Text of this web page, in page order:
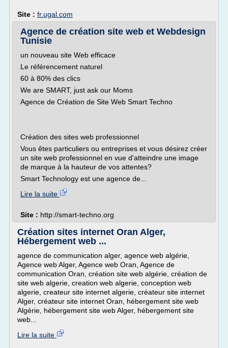
Site : fr.ugal.com
Agence de création site web et Webdesign
Tunisie
un nouveau site Web efficace
Le référencement naturel
60 à 80% des clics
We are SMART, just ask our Moms
Agence de Création de Site Web Smart Techno
Création des sites web professionnel
Vous êtes particuliers ou entreprises et vous désirez créer
un site web professionnel en vue d'atteindre une image
de marque à la hauteur de vos attentes?
Smart Technology est une agence de...
Lire la suite
Site : http://smart-techno.org
Création sites internet Oran Alger,
Hébergement web ...
agence de communication alger, agence web algérie,
Agence web Alger, Agence web Oran, Agence de
communication Oran, création site web algérie, création de
site web algerie, creation web algerie, conception web
algerie, createur site internet algerie, créateur site internet
Alger, créateur site internet Oran, hébergement site web
Algérie, hébergement site web Alger, hébergement site
web...
Lire la suite